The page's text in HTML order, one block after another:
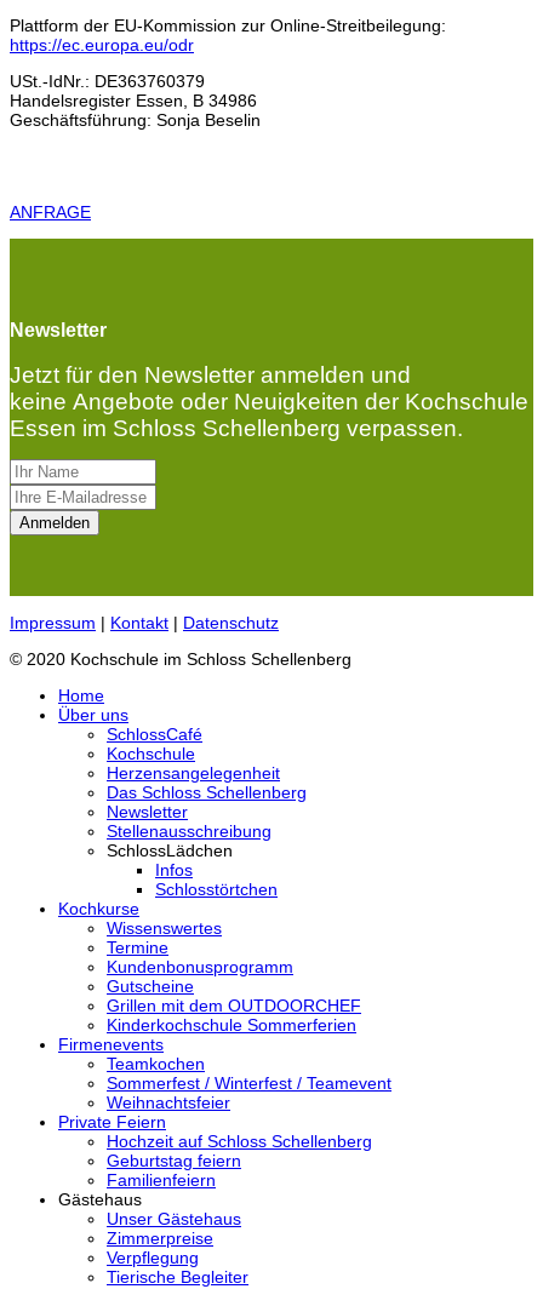
Plattform der EU-Kommission zur Online-Streitbeilegung:
https://ec.europa.eu/odr
USt.-IdNr.: DE363760379
Handelsregister Essen, B 34986
Geschäftsführung: Sonja Beselin
ANFRAGE
Newsletter
Jetzt für den Newsletter anmelden und
keine Angebote oder Neuigkeiten der Kochschule
Essen im Schloss Schellenberg verpassen.
Impressum | Kontakt | Datenschutz
© 2020 Kochschule im Schloss Schellenberg
Home
Über uns
SchlossCafé
Kochschule
Herzensangelegenheit
Das Schloss Schellenberg
Newsletter
Stellenausschreibung
SchlossLädchen
Infos
Schlosstörtchen
Kochkurse
Wissenswertes
Termine
Kundenbonusprogramm
Gutscheine
Grillen mit dem OUTDOORCHEF
Kinderkochschule Sommerferien
Firmenevents
Teamkochen
Sommerfest / Winterfest / Teamevent
Weihnachtsfeier
Private Feiern
Hochzeit auf Schloss Schellenberg
Geburtstag feiern
Familienfeiern
Gästehaus
Unser Gästehaus
Zimmerpreise
Verpflegung
Tierische Begleiter